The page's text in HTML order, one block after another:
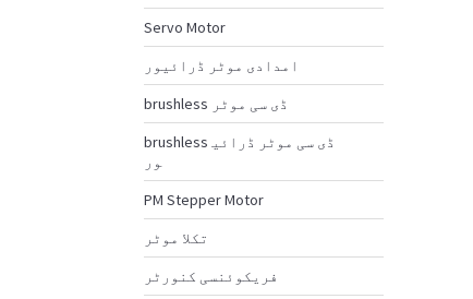
Servo Motor
امدادی موٹر ڈرائیور
brushless ڈی سی موٹر
brushless ڈی سی موٹر ڈرائی
ور
PM Stepper Motor
تکلا موٹر
فریکوئنسی کنورٹر